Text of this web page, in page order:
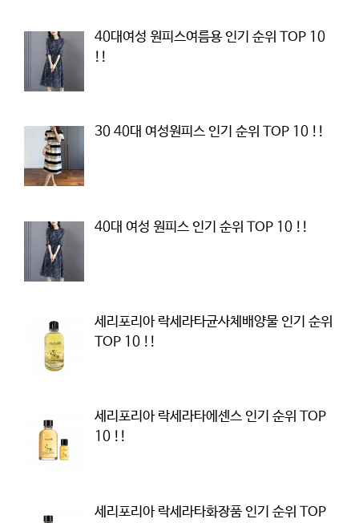
40대여성 원피스여름용 인기 순위 TOP 10
!!
30 40대 여성원피스 인기 순위 TOP 10 !!
40대 여성 원피스 인기 순위 TOP 10 !!
세리포리아 락세라타균사체배양물 인기 순위
TOP 10 !!
세리포리아 락세라타에센스 인기 순위 TOP
10 !!
세리포리아 락세라타화장품 인기 순위 TOP